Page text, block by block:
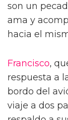
son un
ama y
hacia el
Francisco,
respuesta a
bordo del
viaje a dos